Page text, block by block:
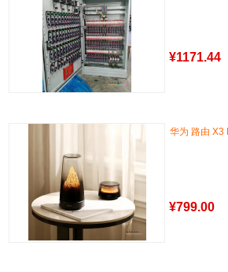
¥1171.44
华为 路由 X3
¥799.00